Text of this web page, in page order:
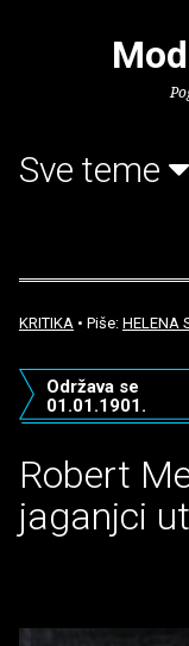
Sve teme
KRITIKA • Piše: HELENA
Robert
jaganjci
Održava se
01.01.1901.